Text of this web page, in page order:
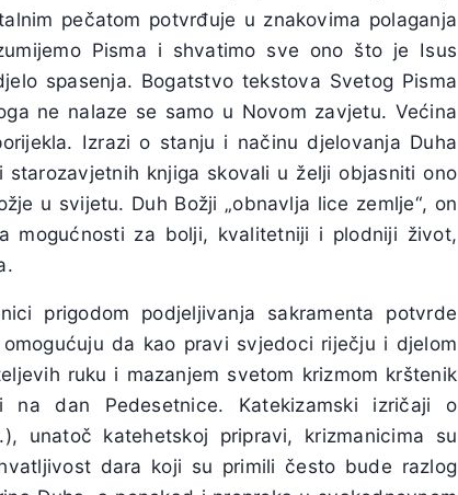
pečatom potvrđuje u znakovima polaganja
Pisma i shvatimo sve ono što je Isus
spasenja. Bogatstvo tekstova Svetog Pisma
ne nalaze se samo u Novom zavjetu. Većina
Izrazi o stanju i načinu djelovanja Duha
knjiga skovali u želji objasniti ono
u svijetu. Duh Božji „obnavlja lice zemlje“, on
mogućnosti za bolji, kvalitetniji i plodniji život,
prigodom podjeljivanja sakramenta potvrde
da kao pravi svjedoci riječju i djelom
ruku i mazanjem svetom krizmom krštenik
dan Pedesetnice. Katekizamski izričaji o
unatoč katehetskoj pripravi, krizmanicima su
dara koji su primili često bude razlog